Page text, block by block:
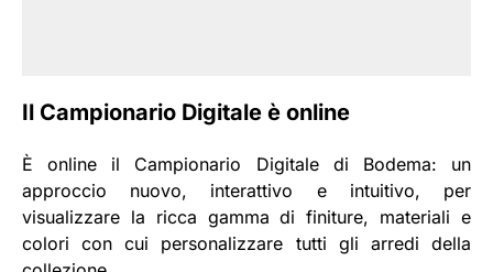
Il Campionario Digitale è online
È online il Campionario Digitale di Bodema: un
approccio nuovo, interattivo e intuitivo, per
visualizzare la ricca gamma di finiture, materiali e
colori con cui personalizzare tutti gli arredi della